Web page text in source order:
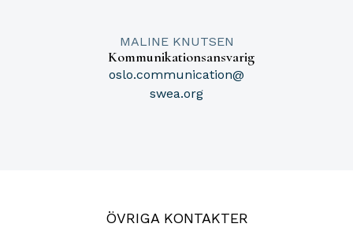
MALINE KNUTSEN
Kommunikationsansvarig
oslo.communication@
swea.org
ÖVRIGA KONTAKTER